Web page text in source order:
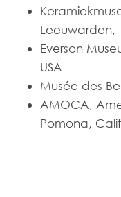
Leeuwarden,
Everson
USA
Musée des
AMOCA,
Pomona,